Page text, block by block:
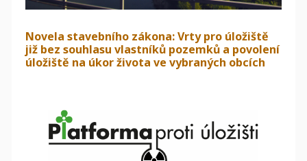
Novela stavebního zákona: Vrty pro úložiště
již bez souhlasu vlastníků pozemků a povolení
úložiště na úkor života ve vybraných obcích